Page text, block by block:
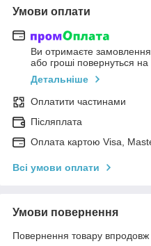
Умови оплати
Ви отримаєте замовлення
або гроші повернуться на
Детальніше
Оплатити частинами
Післяплата
Оплата картою Visa,
Всі умови оплати
Умови повернення
Повернення товару впродовж